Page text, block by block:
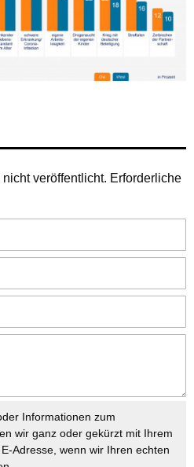
veröffentlicht. Erforderliche
Informationen zum
wir ganz oder gekürzt mit Ihrem
Adresse, wenn wir Ihren echten